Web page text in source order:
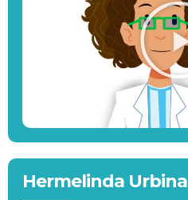
Hermelinda Urbina